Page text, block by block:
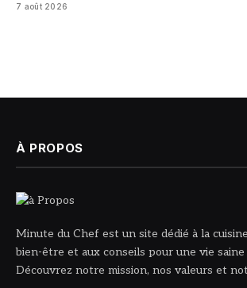
7 août 2026
À PROPOS
Minute du Chef est un site dédié à la
bien-être et aux conseils pour une vie
Découvrez notre mission, nos valeurs et